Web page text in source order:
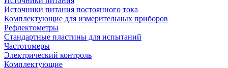
Источники питания постоянного тока
Комплектующие для измерительных приборов
Рефлектометры
Стандартные пластины для испытаний
Частотомеры
Электрический контроль
Комплектующие